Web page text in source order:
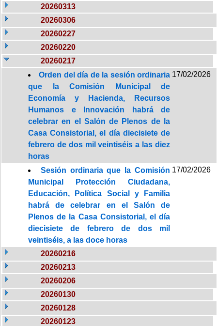
20260313
20260306
20260227
20260220
20260217
Orden del día de la sesión ordinaria
que la Comisión Municipal de
Economía y Hacienda, Recursos
Humanos e Innovación habrá de
celebrar en el Salón de Plenos de la
Casa Consistorial, el día diecisiete de
febrero de dos mil veintiséis a las diez
horas
17/02/2026
Sesión ordinaria que la Comisión
Municipal Protección Ciudadana,
Educación, Política Social y Familia
habrá de celebrar en el Salón de
Plenos de la Casa Consistorial, el día
diecisiete de febrero de dos mil
veintiséis, a las doce horas
17/02/2026
20260216
20260213
20260206
20260130
20260128
20260123